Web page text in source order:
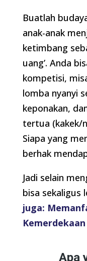
Buatlah
anak-anak
ketimbang
uang’. Anda
kompetisi,
lomba nyanyi
keponakan,
tertua (kakek/
Siapa yang
berhak
Jadi selain
bisa sekaligus
juga: